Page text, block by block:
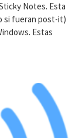
Notes. Esta
si fueran post-it)
Estas